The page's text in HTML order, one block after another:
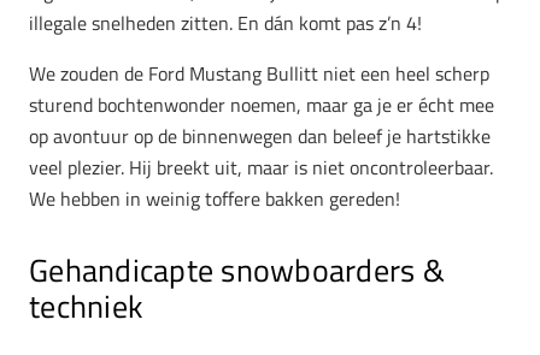
illegale snelheden zitten. En dán komt pas z’n 4!
We zouden de Ford Mustang Bullitt niet een heel scherp
sturend bochtenwonder noemen, maar ga je er écht mee
op avontuur op de binnenwegen dan beleef je hartstikke
veel plezier. Hij breekt uit, maar is niet oncontroleerbaar.
We hebben in weinig toffere bakken gereden!
Gehandicapte snowboarders &
techniek